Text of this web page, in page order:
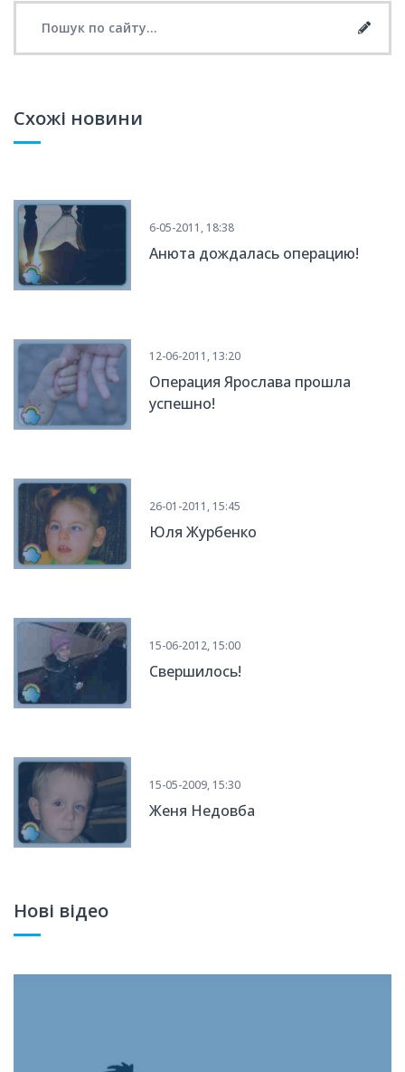
Схожі новини
6-05-2011, 18:38
Анюта дождалась операцию!
12-06-2011, 13:20
Операция Ярослава прошла
успешно!
26-01-2011, 15:45
Юля Журбенко
15-06-2012, 15:00
Свершилось!
15-05-2009, 15:30
Женя Недовба
Нові відео